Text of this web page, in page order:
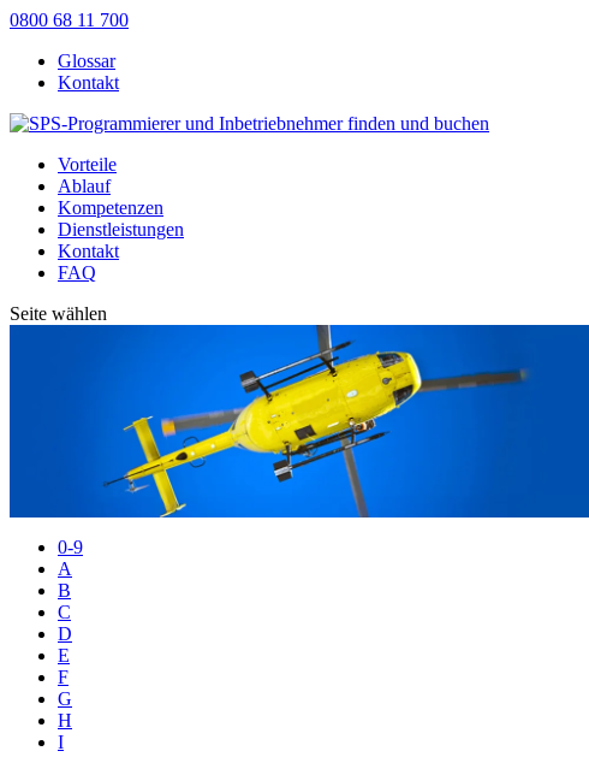
0800 68 11 700
Glossar
Kontakt
Vorteile
Ablauf
Kompetenzen
Dienstleistungen
Kontakt
FAQ
Seite wählen
0-9
A
B
C
D
E
F
G
H
I